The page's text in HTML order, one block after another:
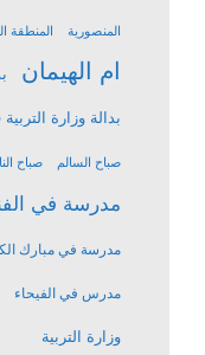
المنصورية المنطقة
ام الهيمان
بدالة وزارة
صباح السالم صباح
مدرسة في
مدرسة في مبارك
مدرس في الفيحاء
وزارة التربية